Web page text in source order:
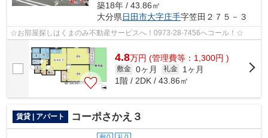
築18年 / 43.86㎡
大分県日田市大字庄手字笠田２７５－３
☆お部屋探しはくまのみ不動産サービスへ！0973-28-7456へコール！☆
4.8万円 (管理費等：1,300円 )
敷金 0ヶ月 礼金
1ヶ月
1階 / 2DK / 43.86㎡
賃貸 | アパート コーポさかえ３